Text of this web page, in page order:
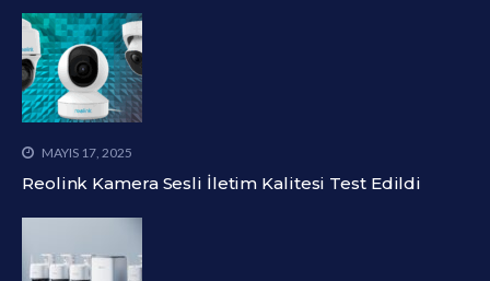
MAYIS 17, 2025
Reolink Kamera Sesli İletim Kalitesi Test Edildi